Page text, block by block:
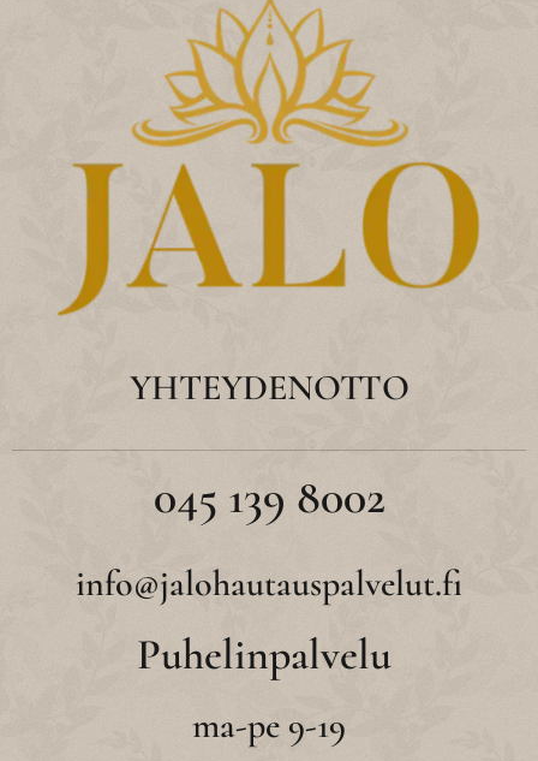
YHTEYDENOTTO
045 139 8002
info@jalohautauspalvelut.fi
Puhelinpalvelu
ma-pe 9-19